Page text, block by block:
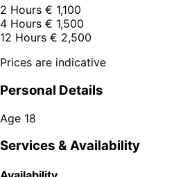
2 Hours € 1,100
4 Hours € 1,500
12 Hours € 2,500
Prices are indicative
Personal Details
Age 18
Services & Availability